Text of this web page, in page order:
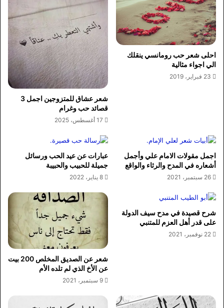
احلى شعر حب رومانسي ينقلك
الي اجواء مثالية
23 فبراير، 2019
شعر عشاق للمتزوجين اجمل 3
قصائد حب وغرام
17 أغسطس، 2025
اجمل مقولات الامام علي وأجمل
أشعاره في المدح والرثاء والواقع
26 سبتمبر، 2021
عبارات عن عيد الحب ورسائل
جميلة للحبيب والحبيبة
8 يناير، 2022
شرح قصيدة في مدح سيف الدولة
على قدر أهل العزم للمتنبي
22 نوفمبر، 2021
شعر عن الصديق المخلص 200 بيت
عن الأخ الذي لم تلده الأم
9 سبتمبر، 2021